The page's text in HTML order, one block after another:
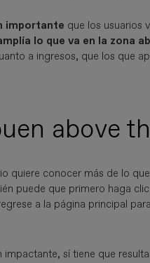
importante que los usuarios
lo que va en la zona
a ingresos, que los que
above
quiere conocer más de lo
puede que primero haga
a la página principal
sí tiene que